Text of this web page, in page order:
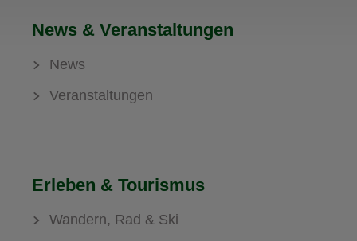
News & Veranstaltungen
News
Veranstaltungen
Erleben & Tourismus
Wandern, Rad & Ski